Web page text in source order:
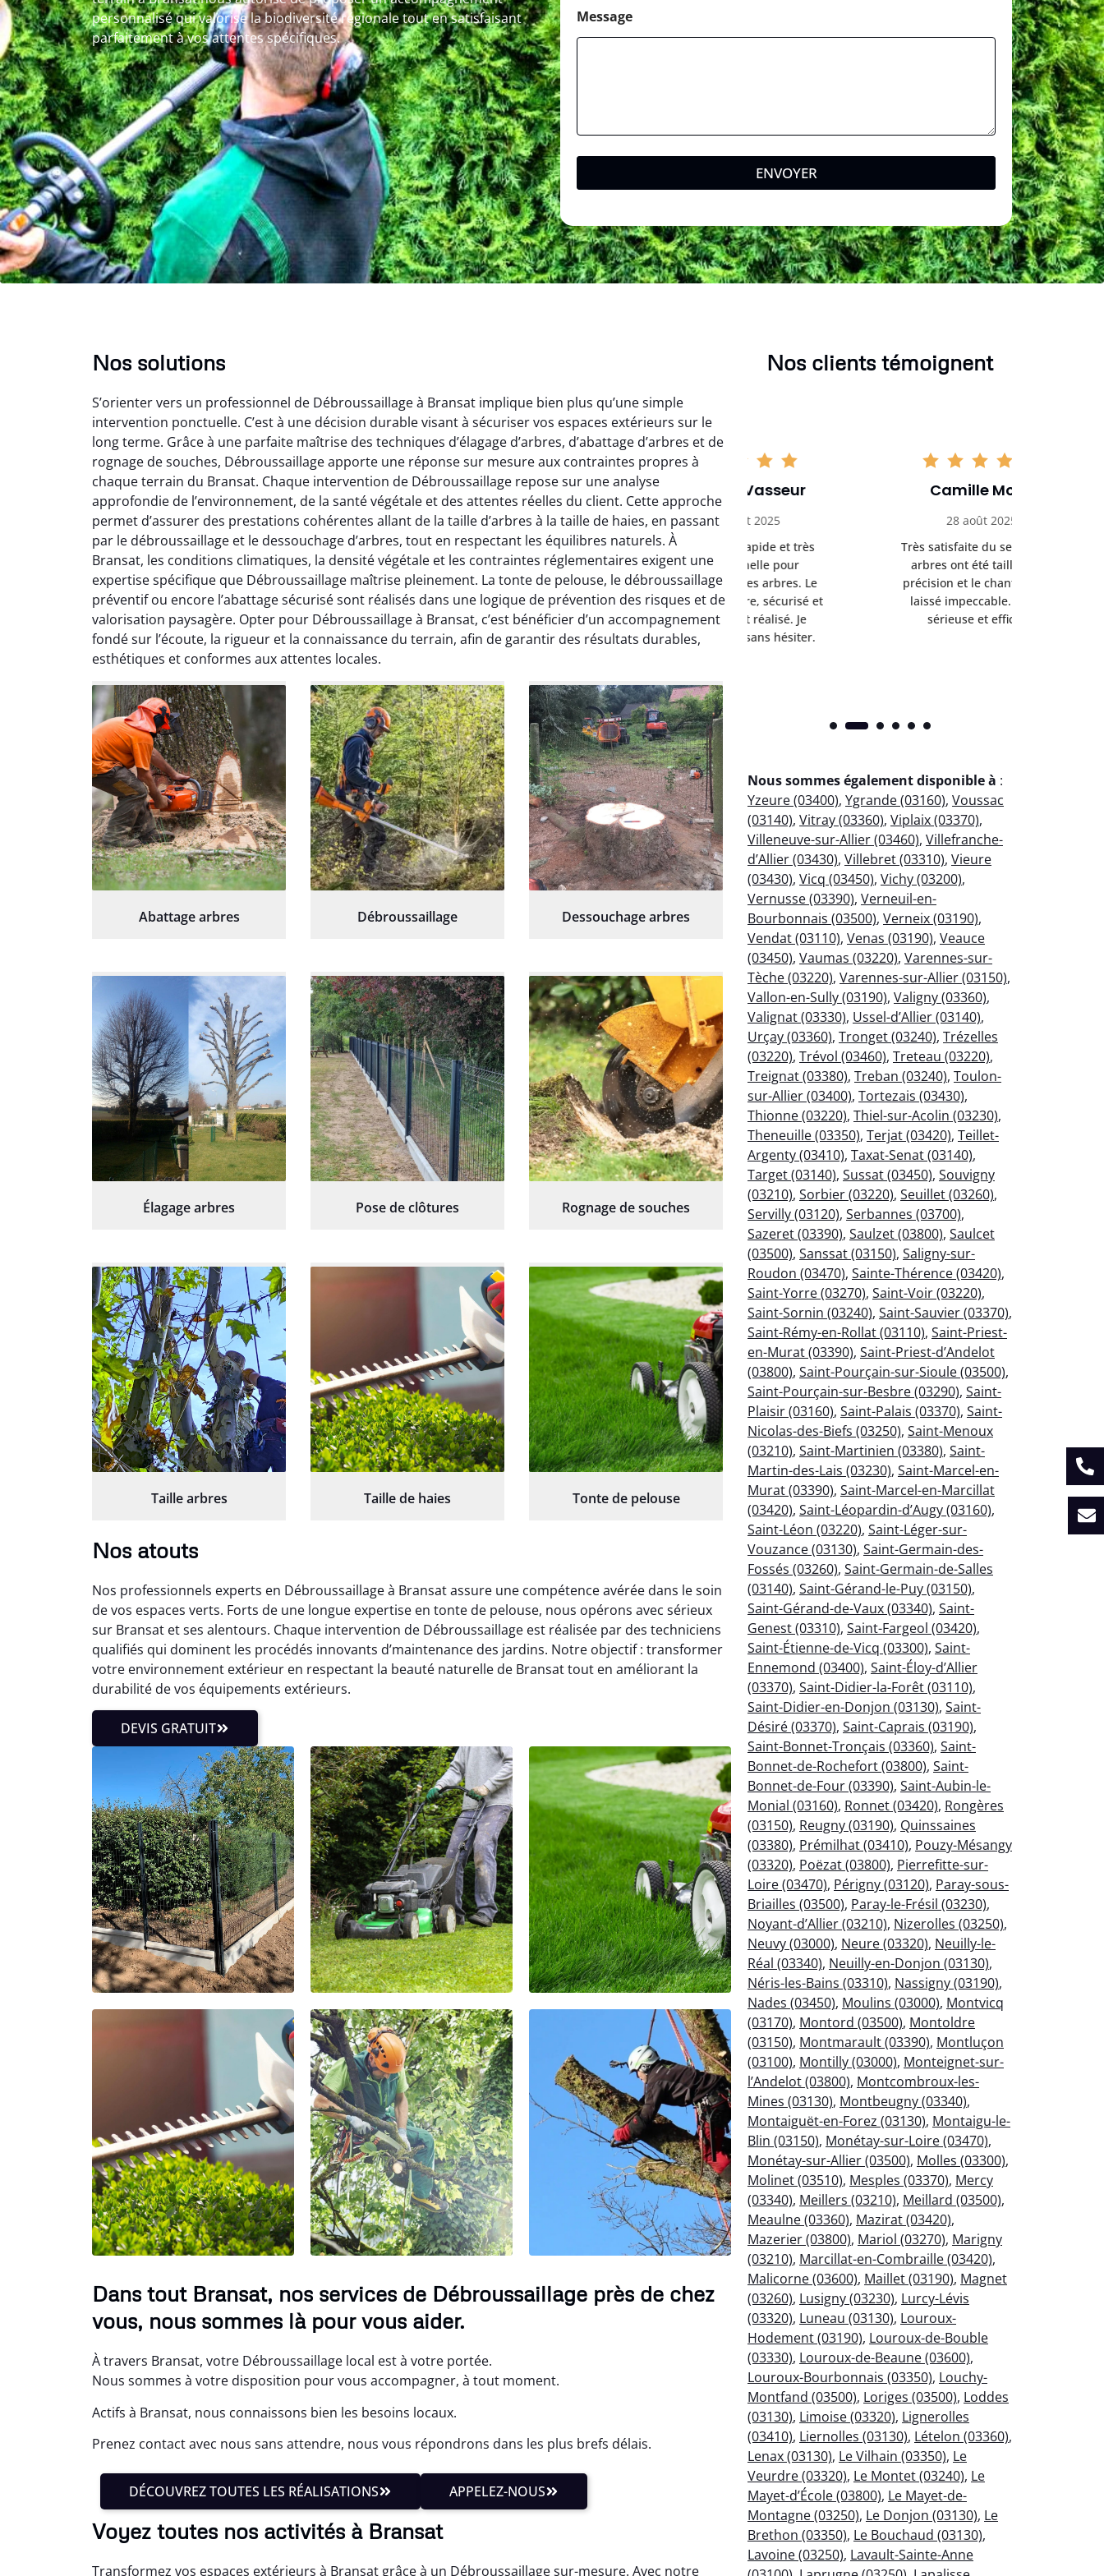
personnalisé qui valorise la biodiversité régionale tout en satisfaisant
parfaitement à vos attentes spécifiques.
Message
ENVOYER
Nos solutions
S’orienter vers un professionnel de Débroussaillage à Bransat implique bien plus qu’une simple
intervention ponctuelle. C’est à une décision durable visant à sécuriser vos espaces extérieurs sur le
long terme. Grâce à une parfaite maîtrise des techniques d’élagage d’arbres, d’abattage d’arbres et de
rognage de souches, Débroussaillage apporte une réponse sur mesure aux contraintes propres à
chaque terrain du Bransat. Chaque intervention de Débroussaillage repose sur une analyse
approfondie de l’environnement, de la santé végétale et des attentes réelles du client. Cette approche
permet d’assurer des prestations cohérentes allant de la taille d’arbres à la taille de haies, en passant
par le débroussaillage et le dessouchage d’arbres, tout en respectant les équilibres naturels. À
Bransat, les conditions climatiques, la densité végétale et les contraintes réglementaires exigent une
expertise spécifique que Débroussaillage maîtrise pleinement. La tonte de pelouse, le débroussaillage
préventif ou encore l’abattage sécurisé sont réalisés dans une logique de prévention des risques et de
valorisation paysagère. Opter pour Débroussaillage à Bransat, c’est bénéficier d’un accompagnement
fondé sur l’écoute, la rigueur et la connaissance du terrain, afin de garantir des résultats durables,
esthétiques et conformes aux attentes locales.
Abattage arbres Débroussaillage Dessouchage arbres
Élagage arbres Pose de clôtures Rognage de souches
Taille arbres Taille de haies Tonte de pelouse
Nos atouts
Nos professionnels experts en Débroussaillage à Bransat assure une compétence avérée dans le soin
de vos espaces verts. Forts de une longue expertise en tonte de pelouse, nous opérons avec sérieux
sur Bransat et ses alentours. Chaque intervention de Débroussaillage est réalisée par des techniciens
qualifiés qui dominent les procédés innovants d’maintenance des jardins. Notre objectif : transformer
votre environnement extérieur en respectant la beauté naturelle de Bransat tout en améliorant la
durabilité de vos équipements extérieurs.
DEVIS GRATUIT
Dans tout Bransat, nos services de Débroussaillage près de chez
vous, nous sommes là pour vous aider.
À travers Bransat, votre Débroussaillage local est à votre portée.
Nous sommes à votre disposition pour vous accompagner, à tout moment.
Actifs à Bransat, nous connaissons bien les besoins locaux.
Prenez contact avec nous sans attendre, nous vous répondrons dans les plus brefs délais.
DÉCOUVREZ TOUTES LES RÉALISATIONS APPELEZ-NOUS
Voyez toutes nos activités à Bransat
Transformez vos espaces extérieurs à Bransat grâce à un Débroussaillage sur-mesure. Avec notre
Nos clients témoignent
Soraya Benali
07 février 2026
Service irréprochable du
début à la fin. Les arbres ont
été parfaitement entretenus
et le nettoyage après
intervention est impeccable.
Je recommande vivement.
Léandro Vasseur
12 juillet 2025
Intervention rapide et très
professionnelle pour
l’élagage de mes arbres. Le
travail est propre, sécurisé et
parfaitement réalisé. Je
recommande sans hésiter.
Camille Morel
Très satisfaite du service. Les
arbres ont été taillés avec
précision et le chantier a été
laissé impeccable. Équipe
sérieuse et efficace.
Nous sommes également disponible à :
Yzeure (03400), Ygrande (03160), Voussac
(03140), Vitray (03360), Viplaix (03370),
Villeneuve-sur-Allier (03460), Villefranche-
d’Allier (03430), Villebret (03310), Vieure
(03430), Vicq (03450), Vichy (03200),
Vernusse (03390), Verneuil-en-
Bourbonnais (03500), Verneix (03190),
Vendat (03110), Venas (03190), Veauce
(03450), Vaumas (03220), Varennes-sur-
Tèche (03220), Varennes-sur-Allier (03150),
Vallon-en-Sully (03190), Valigny (03360),
Valignat (03330), Ussel-d’Allier (03140),
Urçay (03360), Tronget (03240), Trézelles
(03220), Trévol (03460), Treteau (03220),
Treignat (03380), Treban (03240), Toulon-
sur-Allier (03400), Tortezais (03430),
Thionne (03220), Thiel-sur-Acolin (03230),
Theneuille (03350), Terjat (03420), Teillet-
Argenty (03410), Taxat-Senat (03140),
Target (03140), Sussat (03450), Souvigny
(03210), Sorbier (03220), Seuillet (03260),
Servilly (03120), Serbannes (03700),
Sazeret (03390), Saulzet (03800), Saulcet
(03500), Sanssat (03150), Saligny-sur-
Roudon (03470), Sainte-Thérence (03420),
Saint-Yorre (03270), Saint-Voir (03220),
Saint-Sornin (03240), Saint-Sauvier (03370),
Saint-Rémy-en-Rollat (03110), Saint-Priest-
en-Murat (03390), Saint-Priest-d’Andelot
(03800), Saint-Pourçain-sur-Sioule (03500),
Saint-Pourçain-sur-Besbre (03290), Saint-
Plaisir (03160), Saint-Palais (03370), Saint-
Nicolas-des-Biefs (03250), Saint-Menoux
(03210), Saint-Martinien (03380), Saint-
Martin-des-Lais (03230), Saint-Marcel-en-
Murat (03390), Saint-Marcel-en-Marcillat
(03420), Saint-Léopardin-d’Augy (03160),
Saint-Léon (03220), Saint-Léger-sur-
Vouzance (03130), Saint-Germain-des-
Fossés (03260), Saint-Germain-de-Salles
(03140), Saint-Gérand-le-Puy (03150),
Saint-Gérand-de-Vaux (03340), Saint-
Genest (03310), Saint-Fargeol (03420),
Saint-Étienne-de-Vicq (03300), Saint-
Ennemond (03400), Saint-Éloy-d’Allier
(03370), Saint-Didier-la-Forêt (03110),
Saint-Didier-en-Donjon (03130), Saint-
Désiré (03370), Saint-Caprais (03190),
Saint-Bonnet-Tronçais (03360), Saint-
Bonnet-de-Rochefort (03800), Saint-
Bonnet-de-Four (03390), Saint-Aubin-le-
Monial (03160), Ronnet (03420), Rongères
(03150), Reugny (03190), Quinssaines
(03380), Prémilhat (03410), Pouzy-Mésangy
(03320), Poëzat (03800), Pierrefitte-sur-
Loire (03470), Périgny (03120), Paray-sous-
Briailles (03500), Paray-le-Frésil (03230),
Noyant-d’Allier (03210), Nizerolles (03250),
Neuvy (03000), Neure (03320), Neuilly-le-
Réal (03340), Neuilly-en-Donjon (03130),
Néris-les-Bains (03310), Nassigny (03190),
Nades (03450), Moulins (03000), Montvicq
(03170), Montord (03500), Montoldre
(03150), Montmarault (03390), Montluçon
(03100), Montilly (03000), Monteignet-sur-
l’Andelot (03800), Montcombroux-les-
Mines (03130), Montbeugny (03340),
Montaiguët-en-Forez (03130), Montaigu-le-
Blin (03150), Monétay-sur-Loire (03470),
Monétay-sur-Allier (03500), Molles (03300),
Molinet (03510), Mesples (03370), Mercy
(03340), Meillers (03210), Meillard (03500),
Meaulne (03360), Mazirat (03420),
Mazerier (03800), Mariol (03270), Marigny
(03210), Marcillat-en-Combraille (03420),
Malicorne (03600), Maillet (03190), Magnet
(03260), Lusigny (03230), Lurcy-Lévis
(03320), Luneau (03130), Louroux-
Hodement (03190), Louroux-de-Bouble
(03330), Louroux-de-Beaune (03600),
Louroux-Bourbonnais (03350), Louchy-
Montfand (03500), Loriges (03500), Loddes
(03130), Limoise (03320), Lignerolles
(03410), Liernolles (03130), Lételon (03360),
Lenax (03130), Le Vilhain (03350), Le
Veurdre (03320), Le Montet (03240), Le
Mayet-d’École (03800), Le Mayet-de-
Montagne (03250), Le Donjon (03130), Le
Brethon (03350), Le Bouchaud (03130),
Lavoine (03250), Lavault-Sainte-Anne